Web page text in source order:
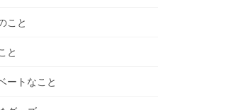
こと
と
ートなこと